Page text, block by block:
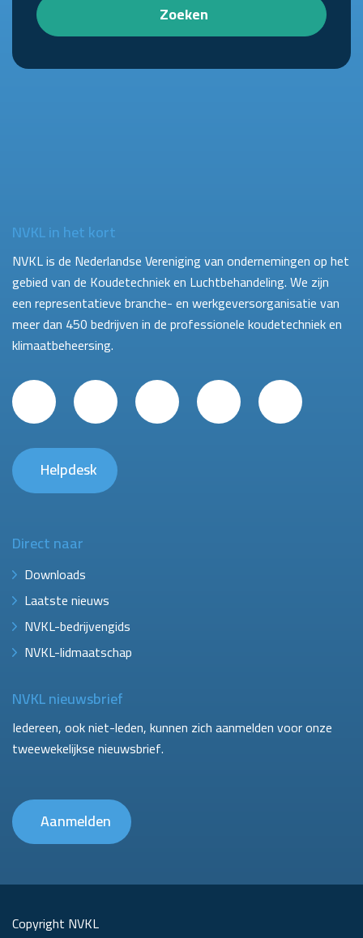
Zoeken
NVKL in het kort
NVKL is de Nederlandse Vereniging van ondernemingen op het
gebied van de Koudetechniek en Luchtbehandeling. We zijn
een representatieve branche- en werkgeversorganisatie van
meer dan 450 bedrijven in de professionele koudetechniek en
klimaatbeheersing.
Helpdesk
Direct naar
Downloads
Laatste nieuws
NVKL-bedrijvengids
NVKL-lidmaatschap
NVKL nieuwsbrief
Iedereen, ook niet-leden, kunnen zich aanmelden voor onze
tweewekelijkse nieuwsbrief.
Aanmelden
Copyright NVKL